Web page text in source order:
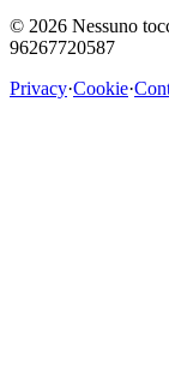
© 2026 Nessuno
96267720587
Privacy·Cookie·